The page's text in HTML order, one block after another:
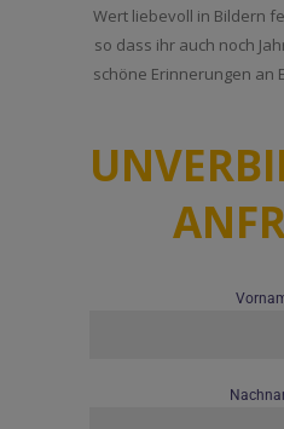
Wert liebevoll in Bildern
so dass ihr auch noch
schöne Erinnerungen an